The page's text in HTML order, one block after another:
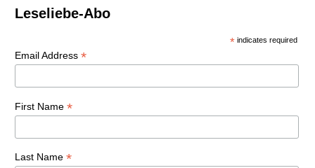
Leseliebe-Abo
* indicates required
Email Address *
First Name *
Last Name *